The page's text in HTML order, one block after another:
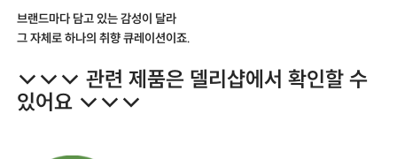
브랜드마다 담고 있는 감성이 달라
그 자체로 하나의 취향 큐레이션이죠.
↓↓↓ 관련 제품은 델리샵에서 확인할 수
있어요 ↓↓↓